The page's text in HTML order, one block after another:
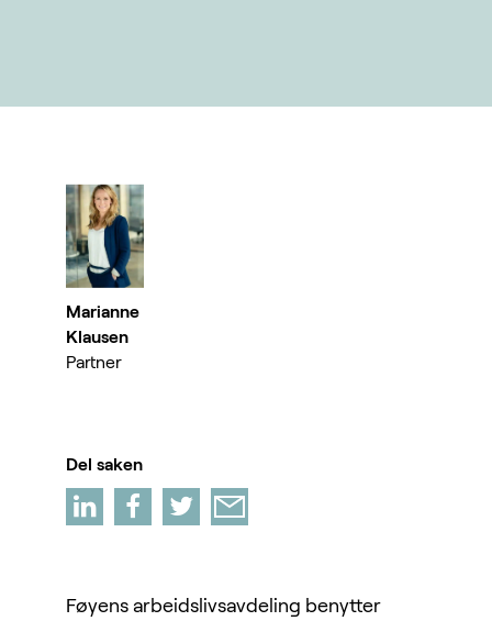
Marianne
Klausen
Partner
Del saken
Føyens arbeidslivsavdeling benytter